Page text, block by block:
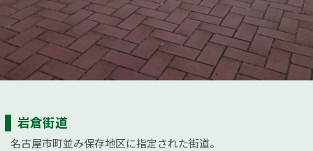
岩倉街道
名古屋市町並み保存地区に指定された街道。